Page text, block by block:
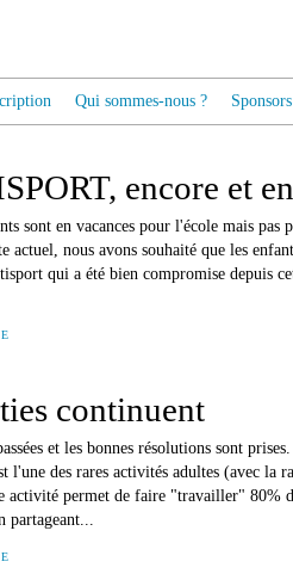
Qui sommes-nous ? Sponsors
encore et
sont en vacances pour l'école mais pas
actuel, nous avons souhaité que les
qui a été bien compromise depuis
continuent
et les bonnes résolutions sont
l'une des rares activités adultes (avec la
activité permet de faire "travailler" 80%
partageant...